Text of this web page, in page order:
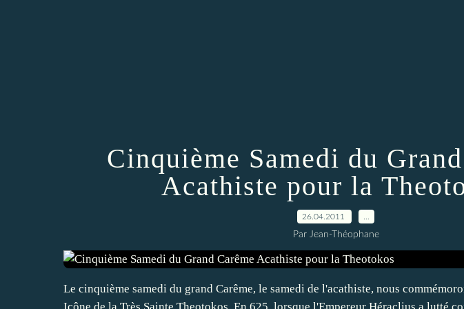
Cinquième Samedi du
Acathiste pour la
26.04.2011
Par Jean-Théophane
Le cinquième samedi du grand Carême, le samedi de l'acathiste, nous